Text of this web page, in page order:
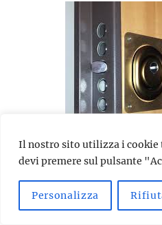
Il nostro sito utilizza i cookie
devi premere sul pulsante
Personalizza
Se hai subito un
porta si è chiusa
rubato le chiavi di casa